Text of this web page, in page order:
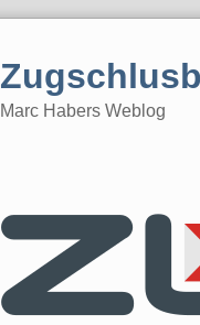
Marc Habers Weblog